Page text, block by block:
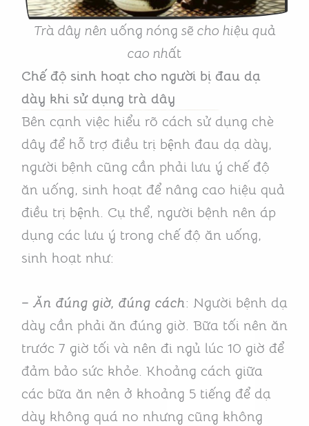
Tràdây nên uống nóng sẽ cho hiệuquả
cao nhất
Chế độ sinh hoạt cho người bị đau dạ
dày khi sử dụng trà dây
Bên cạnh việc hiểu rõ cách sử dụng chè
dây để hỗ trợ điều trị bệnh đau dạ dày,
người bệnh cũng cần phải lưu ý chế độ
ăn uống, sinh hoạt để nâng cao hiệu quả
điều trị bệnh. Cụ thể, người bệnh nên áp
dụng các lưu ý trong chế độ ăn uống,
sinh hoạt như:
– Ăn đúng giờ, đúng cách: Người bệnh dạ
dày cần phải ăn đúng giờ. Bữa tối nên ăn
trước 7 giờ tối và nên đi ngủ lúc 10 giờ để
đảm bảo sức khỏe. Khoảng cách giữa
các bữa ăn nên ở khoảng 5 tiếng để dạ
dày không quá no nhưng cũng không